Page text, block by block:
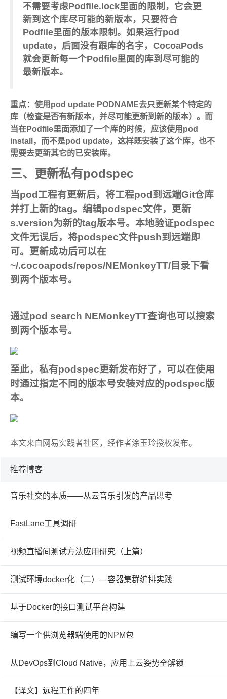
不需要考虑Podfile.lock里面的限制，它会更
新到这个库尽可能的新版本，只要符合
Podfile里面的版本限制。如果运行pod
update，后面没有跟库的名字，CocoaPods
就会更新每一个Podfile里面的库到尽可能的
最新版本。
重点：使用pod update PODNAME去只更新某个特定的
库（检查是否有新版本，并尽可能更新到新的版本）。而
当在Podfile里面添加了一个库的时候，应该使用pod
install，而不是pod update，这样既安装了这个库，也不
需要去更新其它的已安装库。
三、更新私有podspec
当pod工程有更新后，将工程pod到远端Git仓库
并打上新的tag。编辑podspec文件，更新
s.version为新的tag版本号。本地验证podspec
文件无误后，将podspec文件push到远端即
可。更新成功后可以在
~/.cocoapods/repos/NEMonkeyTT/目录下看
到两个版本号。
通过pod search NEMonkeyTT查询也可以搜索
到两个版本号。
至此，私有podspec更新发布好了，可以在使用
时通过指定不同的版本号安装对应的podspec版
本。
本文来自网易实践者社区，经作者涂玉玲授权发布。
推荐博客
音乐社交的本质——从云音乐引发的产品思考
FastLane工具调研
视频直播间测试方法应用研究（上篇）
测试环境docker化（二）—容器集群编排实践
基于Docker的接口测试平台构建
编写一个供浏览器端使用的NPM包
从DevOps到Cloud Native，应用上云姿势全解锁
【译文】远程工作的四年